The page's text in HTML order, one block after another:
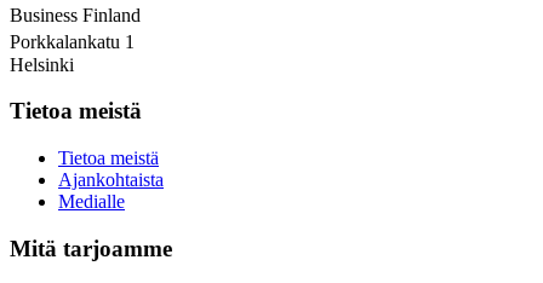
Business Finland
Porkkalankatu 1
Helsinki
Tietoa meistä
Tietoa meistä
Ajankohtaista
Medialle
Mitä tarjoamme